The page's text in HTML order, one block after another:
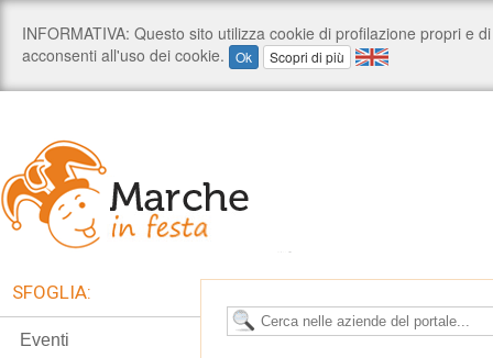
SFOGLIA:
Eventi